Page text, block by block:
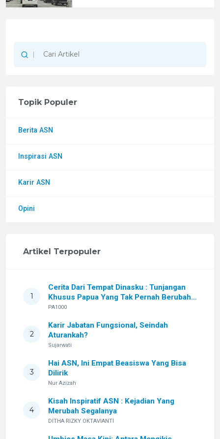
Topik Populer
Berita ASN
Inspirasi ASN
Karir ASN
Opini
Artikel Terpopuler
1
Cerita Dari Tempat Dinasku : Tunjangan
Khusus Papua Yang Tak Pernah Berubah
Setelah Sekian Lama
PA1000
2
Karir Jabatan Fungsional, Seindah
Aturankah?
Sujarwati
3
Hai ASN, Ini Empat Beasiswa Yang Bisa
Dilirik
Nur Azizah
4
Kisah Inspiratif ASN : Kejadian Yang
Merubah Segalanya
DITHA RIZKY OKTAVIANTI